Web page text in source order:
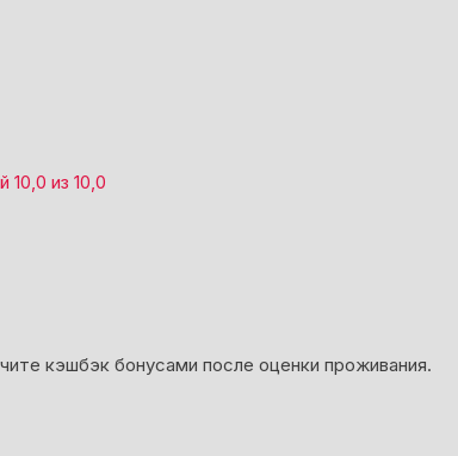
10,0 из 10,0
кэшбэк бонусами после оценки проживания.